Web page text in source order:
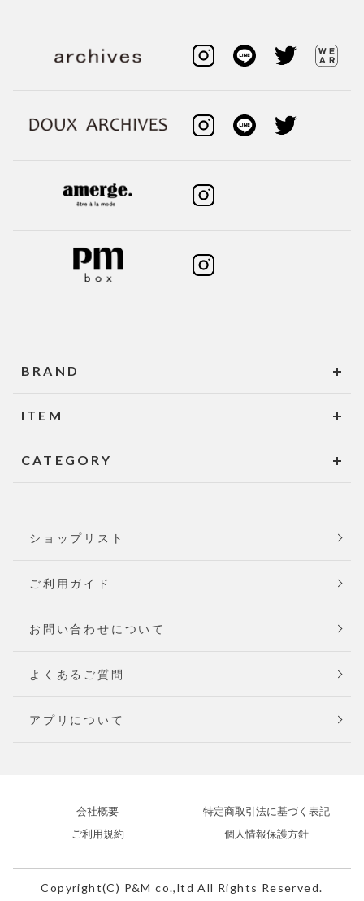
BRAND
ITEM
CATEGORY
ショップリスト
ご利用ガイド
お問い合わせについて
よくあるご質問
アプリについて
会社概要
特定商取引法に基づく表記
ご利用規約
個人情報保護方針
Copyright(C) P&M co.,ltd All Rights Reserved.